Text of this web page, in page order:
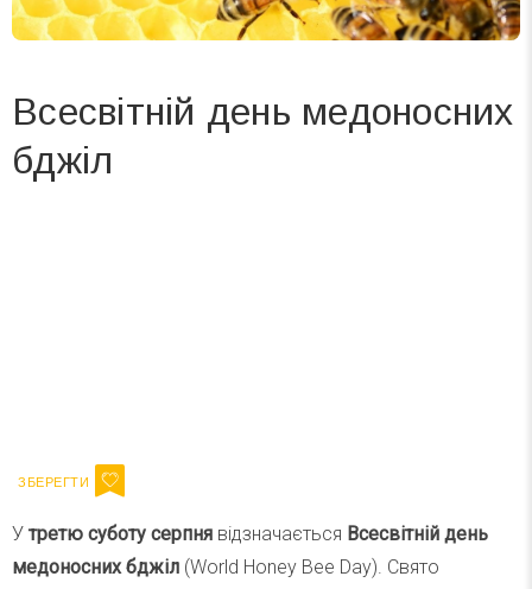
Всесвітній день медоносних
бджіл
У третю суботу серпня відзначається Всесвітній день
медоносних бджіл (World Honey Bee Day). Свято